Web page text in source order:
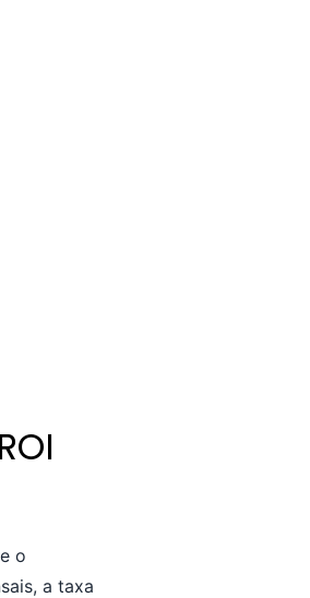
o
a taxa